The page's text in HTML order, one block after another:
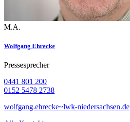
M.A.
Wolfgang Ehrecke
Pressesprecher
0441 801 200
0152 5478 2738
wolfgang.ehrecke~lwk-niedersachsen.de